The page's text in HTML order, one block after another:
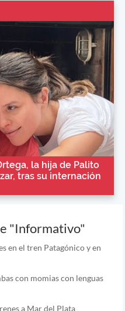
la hija de Palito
tras su internación
"Informativo"
en el tren Patagónico y en
con momias con lenguas
a Mar del Plata